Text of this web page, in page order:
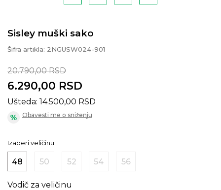
Sisley muški sako
Šifra artikla: 2NGUSW024-901
20.790,00 RSD
6.290,00 RSD
Ušteda: 14.500,00 RSD
Obavesti me o sniženju
Izaberi veličinu:
48 50 52 54 56
Vodič za veličinu